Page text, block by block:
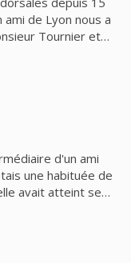
ami de Lyon nous a
de nous : après
plus mal au
d'un ami
une habituée de
avait atteint ses
blocages du dos
cela fait un